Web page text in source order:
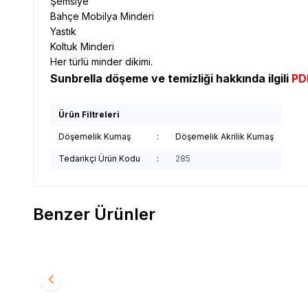
Bahçe Mobilya Minderi
Yastık
Koltuk Minderi
Her türlü minder dikimi.
Sunbrella döşeme ve temizliği hakkında ilgili
Ürün Filtreleri
Döşemelik Kumaş : Döşemelik Akrilik Kumaş
Tedarikçi Ürün Kodu : 285
Benzer Ürünler
1.994,12